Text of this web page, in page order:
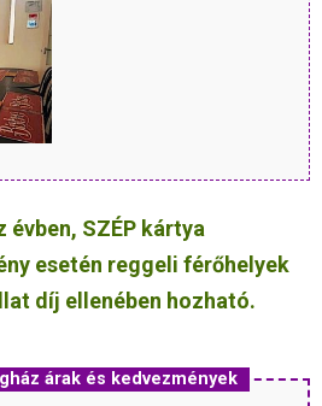
évben, SZÉP kártya
esetén reggeli férőhelyek
díj ellenében hozható.
árak és kedvezmények